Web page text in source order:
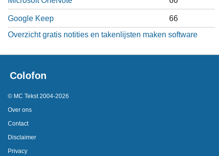
Google Keep
66
Overzicht gratis notities en takenlijsten maken software
Colofon
© MC Tekst 2004-2026
Over ons
Contact
Disclaimer
Privacy